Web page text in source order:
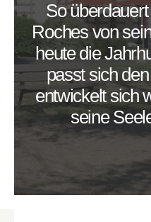
So
Roches von
heute die
passt sich
entwickelt sich
seine